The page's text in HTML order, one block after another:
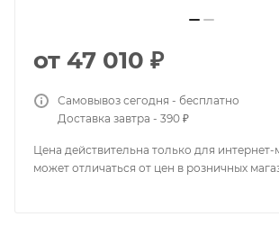
от 47 010 ₽
Самовывоз сегодня - бесплатно
Доставка завтра - 390 ₽
Цена действительна только для интернет-
может отличаться от цен в розничных